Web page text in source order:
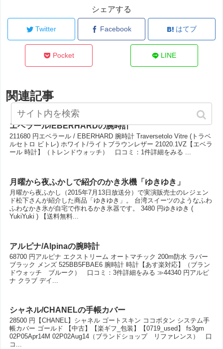
シェアする
Twitter Facebook はてブ
Pocket LINE
関連記事
エベラール/EBERHARDの腕時計
211680 円エベラール / EBERHARD 腕時計 Traversetolo Vitre (トラベ
ルセトロ ビトレ) ホワイト/ライトブラウンレザー 21020.1VZ【エベラ
ール 時計】（トレンドウォッチ） 口コミ：1件詳細をみる ...
月曜から夜ふかしで紹介のかき氷機「ゆきゆき」
月曜から夜ふかし（2015年7月13日放送分）で実演販売士のレジェン
ド松下さんが紹介した商品「ゆきゆき」。 台湾スイーツのようなふわ
ふわなかき氷が自宅で作れるかき氷器です。 3480 円ゆきゆき (
YukiYuki ) 【送料無料...
アルピナ/Alpinaの腕時計
68700 円アルピナ エクストリーム オートマチック 200m防水 ラバー
ブラック メンズ 525BB5FBAE6 腕時計 時計【あす楽対応】（ブラン
ドウォッチ ブルーク） 口コミ：3件詳細をみる ≫44340 円アルピ
ナ クラブ デイ...
シャネル/CHANELの手帳カバー
28500 円【CHANEL】シャネル ゴートスキン ココボタン システム手
帳カバー ゴールド 【中古】【楽ギフ_包装】【0719_used】 fs3gm
02P05Apr14M 02P02Aug14（ブランドショップ リファレンス） 口
コ...